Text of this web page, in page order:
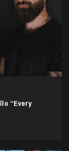
“Every